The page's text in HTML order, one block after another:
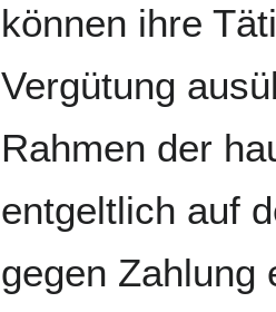
können ihre
Vergütung
Rahmen der
entgeltlich auf
gegen Zahlung